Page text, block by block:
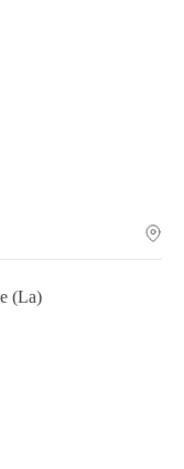
(La)